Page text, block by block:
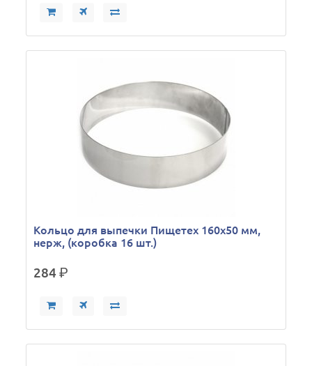
Кольцо для выпечки Пищетех 160х50 мм,
нерж, (коробка 16 шт.)
284р.